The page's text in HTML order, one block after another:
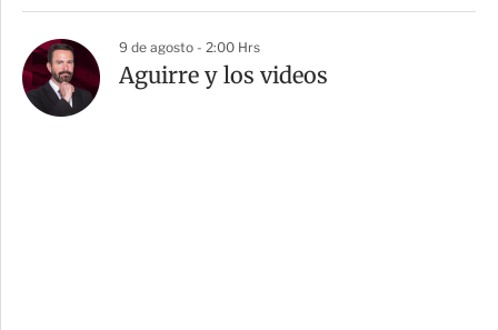
9 de agosto - 2:00 Hrs
Aguirre y los videos